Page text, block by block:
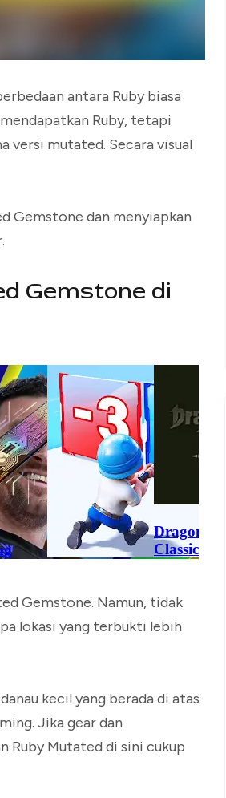
antara Ruby biasa
Ruby, tetapi
versi mutated. Secara visual
Gemstone dan menyiapkan
Gemstone di
Gemstone. Namun, tidak
lokasi yang terbukti lebih
kecil yang berada di atas
Jika gear dan
Ruby Mutated di sini cukup